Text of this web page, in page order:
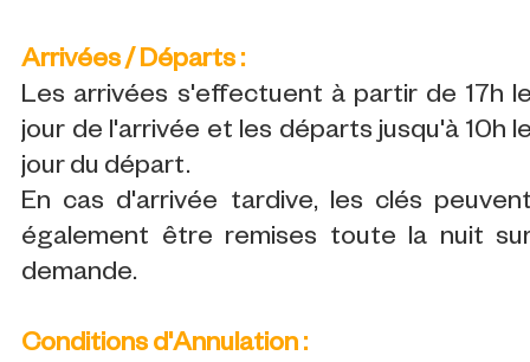
Arrivées / Départs :
Les arrivées s'effectuent à partir de 17h
jour de l'arrivée et les départs jusqu'à 10h
jour du départ.
En cas d'arrivée tardive, les clés
également être remises toute la nuit
demande.
Conditions d'Annulation :